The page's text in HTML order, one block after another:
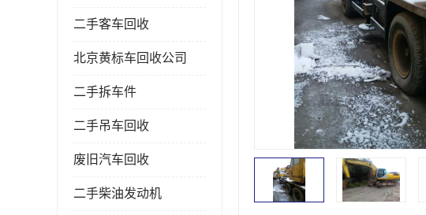
二手客车回收
北京黄标车回收公司
二手拆车件
二手吊车回收
废旧汽车回收
二手柴油发动机